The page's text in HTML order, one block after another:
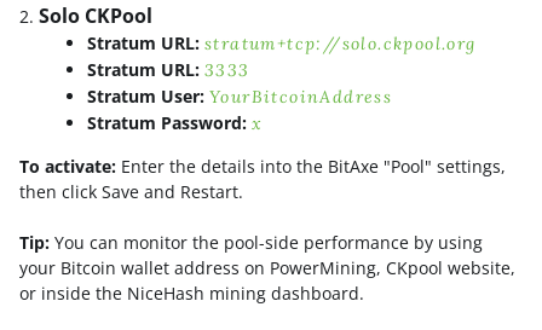
Solo CKPool
Stratum URL: stratum+tcp://solo.ckpool.org
Stratum URL: 3333
Stratum User: YourBitcoinAddress
Stratum Password: x
To activate: Enter the details into the BitAxe "Pool" settings,
then click Save and Restart.
Tip: You can monitor the pool-side performance by using
your Bitcoin wallet address on PowerMining, CKpool website,
or inside the NiceHash mining dashboard.